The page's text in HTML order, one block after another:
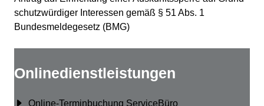
schutzwürdiger Interessen gemäß § 51 Abs. 1
Bundesmeldegesetz (BMG)
Onlinedienstleistungen
Online-Terminbuchung ServiceBüro